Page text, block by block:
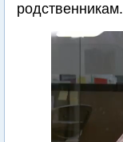
родственникам.